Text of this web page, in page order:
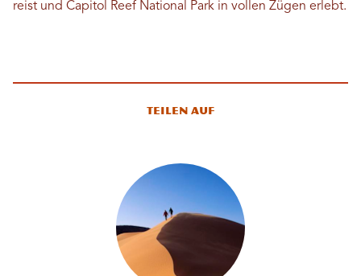
reist und Capitol Reef National Park in vollen Zügen erlebt.
Teilen auf